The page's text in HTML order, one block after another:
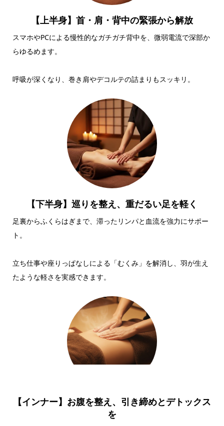
【上半身】首・肩・背中の緊張から解放
スマホやPCによる慢性的なガチガチ背中を、微弱電流で深部か
らゆるめます。
呼吸が深くなり、巻き肩やデコルテの詰まりもスッキリ。
【下半身】巡りを整え、重だるい足を軽く
足裏からふくらはぎまで、滞ったリンパと血流を強力にサポー
ト。
立ち仕事や座りっぱなしによる「むくみ」を解消し、羽が生え
たような軽さを実感できます。
【インナー】お腹を整え、引き締めとデトックス
を